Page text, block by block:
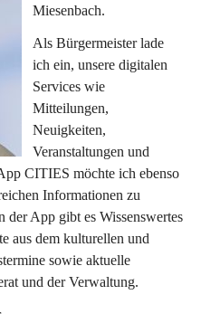
Miesenbach.
Als Bürgermeister lade
ich ein, unsere digitalen
Services wie
Mitteilungen,
Neuigkeiten,
Veranstaltungen und
CITIES möchte ich ebenso
Informationen zu
der App gibt es Wissenswertes
aus dem kulturellen und
sowie aktuelle
und der Verwaltung.